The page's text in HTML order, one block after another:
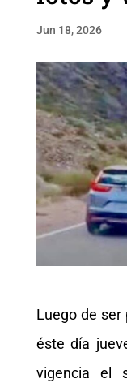
Jun 18, 2026
Luego de ser
éste día
vigencia el